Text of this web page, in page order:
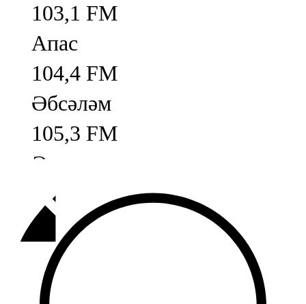
103,1 FM
Апас
104,4 FM
Әбсәләм
105,3 FM
Әлмәт
92,9 FM
Базарлы матак
107,1 FM
Балык бистәсе